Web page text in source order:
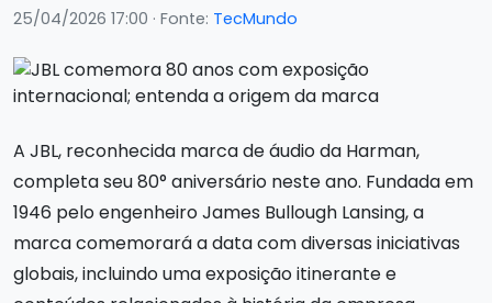
25/04/2026 17:00 · Fonte: TecMundo
A JBL, reconhecida marca de áudio da Harman,
completa seu 80° aniversário neste ano. Fundada em
1946 pelo engenheiro James Bullough Lansing, a
marca comemorará a data com diversas iniciativas
globais, incluindo uma exposição itinerante e